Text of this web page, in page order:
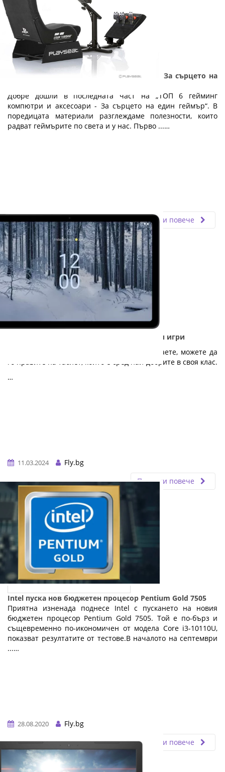
ТОП 6 гейминг компютри и аксесоари - За сърцето на
Добре дошли в последната част на „ТОП 6 гейминг
компютри и аксесоари - За сърцето на един геймър“. В
поредицата материали разглеждаме полезности, които
радват геймърите по света и у нас. Първо ...…
Прочети повече
Nokia T21 - Дълготраен таблет за работа и игри
Независимо дали работите, учите или играете, можете да
го правите на таблет, който е сред най-добрите в своя клас.
…
11.03.2024
Fly.bg
Прочети повече
Intel пуска нов бюджетен процесор Pentium Gold 7505
Приятна изненада поднесе Intel с пускането на новия
бюджетен процесор Pentium Gold 7505. Той е по-бърз и
същевременно по-икономичен от модела Core i3-10110U,
показват резултатите от тестове.В началото на септември
...…
28.08.2020
Fly.bg
Прочети повече